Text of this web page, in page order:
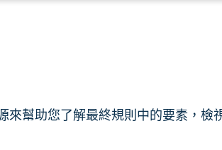
來幫助您了解最終規則中的要素，檢